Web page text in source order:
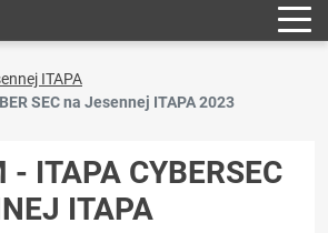
ITAPA
SEC na Jesennej ITAPA 2023
- ITAPA CYBERSEC
ITAPA